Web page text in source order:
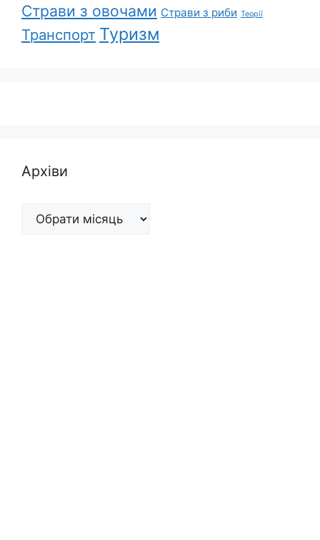
Страви з овочами Страви з риби Теорії
Транспорт Туризм
Архіви
Архіви